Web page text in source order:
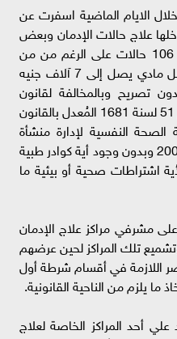
الايام الماضية اسفرت عن
داخلها علاج حالات الإدمان وبعض
المرضى النفسيين والبالغ عددهم 106 حالات على الرغم من من
تقاضي مشرفي تلك المراكز مقابل مادي يصل إلى 7 آلاف جنيه
تصريح وبالمخالفة لقانون
المنشآت الطبية غير الحكومية رقم 51 لسنة 1681 المُعدل بالقانون
موافقة الصحة النفسية لإدارة منشأة
بالمخالفة للقانون رقم 71 لسنة 2009 وبدون وجود أية كوادر طبية
اشتراطات صحية أو بيئية ما
مشرفي مراكز علاج الإدمان
تلك المراكز لحين عرضهم
اللازمة في أقسام شرطة أول
يلزم من الناحية القانونية.
أحد المراكز الخاصة لعلاج